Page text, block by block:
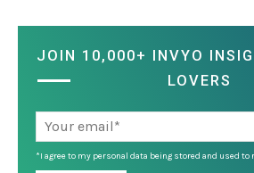
JOIN 10,000+ INVYO
LOVERS
*I agree to my personal data being stored and used to